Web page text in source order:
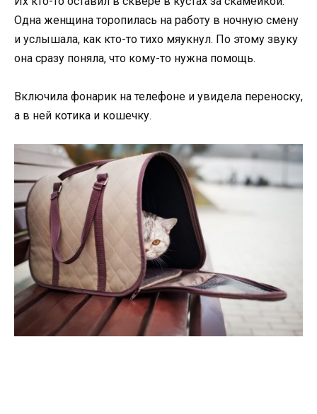
Одна женщина торопилась на работу в ночную смену
и услышала, как кто-то тихо мяукнул. По этому звуку
она сразу поняла, что кому-то нужна помощь.
Включила фонарик на телефоне и увидела переноску,
а в ней котика и кошечку.